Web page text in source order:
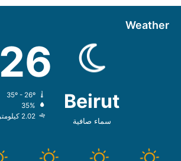
Weather
Beirut
سماء صافية
26
35%
2.02 كيلومتر/ساعة